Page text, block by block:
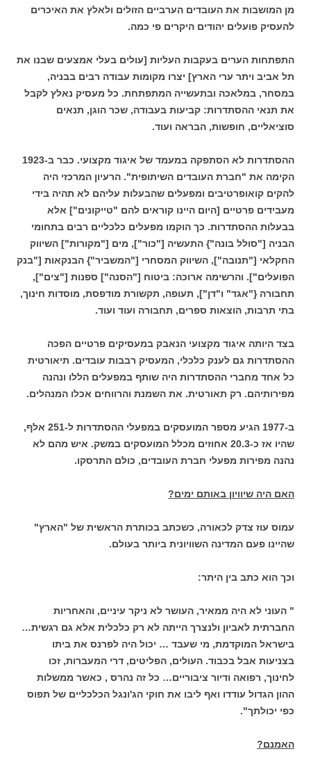
מן המושבות את העובדים הערביים הזולים ולאלץ את האיכרים
להעסיק פועלים יהודים היקרים פי כמה.
התפתחות הערים בעקבות העליות [עולים בעלי אמצעים שבנו את
תל אביב ויתר ערי הארץ] יצרו מקומות עבודה רבים בבניה,
במסחר, במלאכה ובתעשייה המתפתחת. כל מעסיק נאלץ לקבל
את תנאי ההסתדרות: קביעות בעבודה, שכר הוגן, תנאים
סוציאליים, חופשות, הבראה ועוד.
ההסתדרות לא הסתפקה במעמד של איגוד מקצועי. כבר ב-1923
הקימה את "חברת העובדים השיתופית". הרעיון המרכזי היה
להקים קואופרטיבים ומפעלים שהבעלות עליהם לא תהיה בידי
מעבידים פרטיים [היום היינו קוראים להם "טייקונים"] אלא
בבעלות ההסתדרות. כך הוקמו מפעלים כלכליים רבים בתחומי
הבניה ["סולל בונה"} התעשיה ["כור"], מים ["מקורות"] השיווק
החקלאי ["תנובה"], השיווק המסחרי ["המשביר"} הבנקאות ["בנק
הפועלים"]. והרשימה ארוכה: ביטוח ["הסנה"] ספנות ["צים"],
תחבורה {"אגד" ו"דן"], תעופה, תקשורת מודפסת, מוסדות חינוך,
בתי תרבות, הוצאות ספרים, תחבורה ועוד ועוד.
בצד היותה איגוד מקצועי הנאבק במעסיקים פרטיים הפכה
ההסתדרות גם לענק כלכלי, המעסיק רבבות עובדים. תיאורטית
כל אחד מחברי ההסתדרות היה שותף במפעלים הללו ונהנה
מפירותיהם. רק תאורטית. את השמנת והרווחים אכלו המנהלים.
ב-1977 הגיע מספר המועסקים במפעלי ההסתדרות ל-251 אלף,
שהיו אז כ-20.3 אחוזים מכלל המועסקים במשק. איש מהם לא
נהנה מפירות מפעלי חברת העובדים, כולם התרסקו.
האם היה שיוויון באותם ימים?
עמוס עוז צדק לכאורה, כשכתב בכותרת הראשית של "הארץ"
שהיינו פעם המדינה השוויונית ביותר בעולם.
וכך הוא כתב בין היתר:
" העוני לא היה ממאיר, העושר לא ניקר עיניים, והאחריות
החברתית לאביון ולנצרך הייתה לא רק כלכלית אלא גם רגשית…
בישראל המוקדמת, מי שעבד … יכול היה לפרנס את ביתו
בצניעות אבל בכבוד. העולים, הפליטים, דרי המעברות, זכו
לחינוך, רפואה ודיור ציבוריים… כל זה נהרס , כאשר ממשלות
ההון הגדול עודדו ואף ליבו את חוקי הג'ונגל הכלכליים של תפוס
כפי יכולתך".
האמנם?